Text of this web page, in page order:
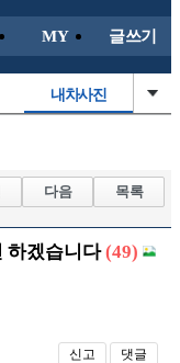
MY 글쓰기
내차사진
군사/무기
다음 목록
하겠습니다 (49)
신고 댓글